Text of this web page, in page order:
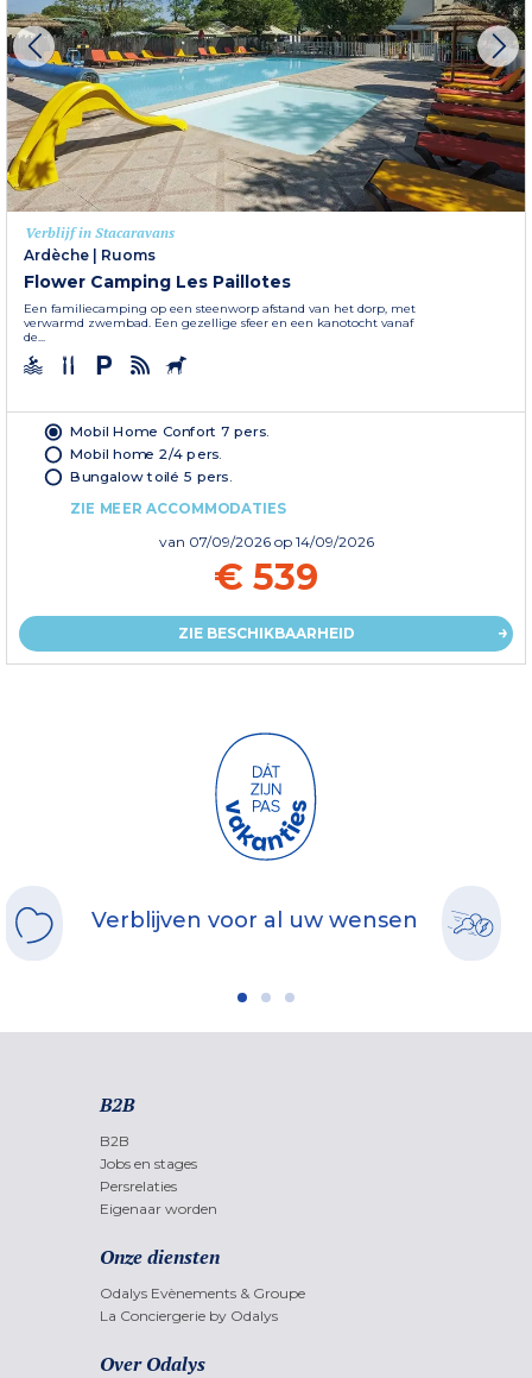
Verblijf in Stacaravans
Ardèche
Ruoms
Flower Camping Les Paillotes
Een familiecamping op een steenworp afstand van het dorp, met
verwarmd zwembad. Een gezellige sfeer en een kanotocht vanaf
de...
Mobil Home Confort 7 pers.
Mobil home 2/4 pers.
Bungalow toilé 5 pers.
ZIE MEER ACCOMMODATIES
van 07/09/2026 op 14/09/2026
€ 539
ZIE BESCHIKBAARHEID
Verblijven voor al uw wensen
B2B
B2B
Jobs en stages
Persrelaties
Eigenaar worden
Onze diensten
Odalys Evènements & Groupe
La Conciergerie by Odalys
Over Odalys